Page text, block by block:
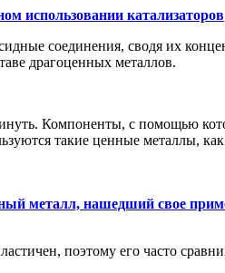
использовании катализаторов
соединения, сводя их
драгоценных металлов.
Компоненты, с помощью
такие ценные металлы,
металл, нашедший свое
поэтому его часто